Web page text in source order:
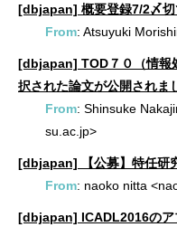
[dbjapan] 概要登録7/2〆
From: Atsuyuki
[dbjapan] TOD７０（情報
択された論文が公開されま
From: Shinsuke
su.ac.jp>
[dbjapan] 【公募】特任研
From: naoko nitta
[dbjapan] ICADL2016のア